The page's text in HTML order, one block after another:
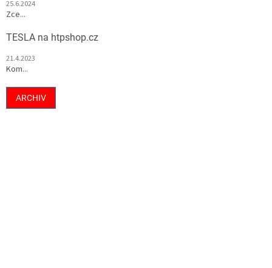
25.6.2024
Zce...
TESLA na htpshop.cz
21.4.2023
Kom...
ARCHIV